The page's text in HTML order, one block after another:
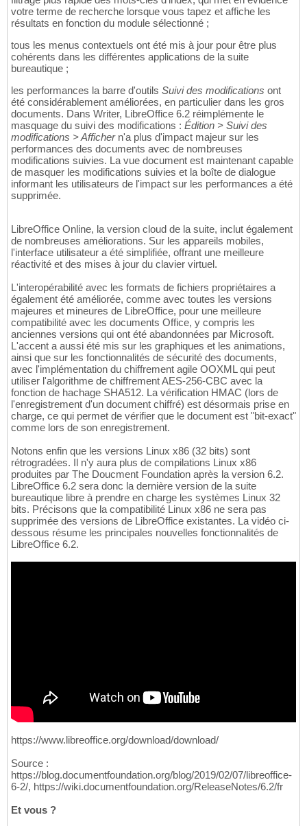
votre terme de recherche lorsque vous tapez et affiche les
résultats en fonction du module sélectionné ;
tous les menus contextuels ont été mis à jour pour être plus
cohérents dans les différentes applications de la suite
bureautique ;
les performances la barre d'outils Suivi des modifications ont
été considérablement améliorées, en particulier dans les gros
documents. Dans Writer, LibreOffice 6.2 réimplémente le
masquage du suivi des modifications : Édition > Suivi des
modifications > Affichern'a plus d'impact majeur sur les
performances des documents avec de nombreuses
modifications suivies. La vue document est maintenant capable
de masquer les modifications suivies et la boîte de dialogue
informant les utilisateurs de l'impact sur les performances a été
supprimée.
LibreOffice Online, la version cloud de la suite, inclut également
de nombreuses améliorations. Sur les appareils mobiles,
l'interface utilisateur a été simplifiée, offrant une meilleure
réactivité et des mises à jour du clavier virtuel.
L'interopérabilité avec les formats de fichiers propriétaires a
également été améliorée, comme avec toutes les versions
majeures et mineures de LibreOffice, pour une meilleure
compatibilité avec les documents Office, y compris les
anciennes versions qui ont été abandonnées par Microsoft.
L'accent a aussi été mis sur les graphiques et les animations,
ainsi que sur les fonctionnalités de sécurité des documents,
avec l'implémentation du chiffrement agile OOXML qui peut
utiliser l'algorithme de chiffrement AES-256-CBC avec la
fonction de hachage SHA512. La vérification HMAC (lors de
l'enregistrement d'un document chiffré) est désormais prise en
charge, ce qui permet de vérifier que le document est "bit-exact"
comme lors de son enregistrement.
Notons enfin que les versions Linux x86 (32 bits) sont
rétrogradées. Il n'y aura plus de compilations Linux x86
produites par The Doucment Foundation après la version 6.2.
LibreOffice 6.2 sera donc la dernière version de la suite
bureautique libre à prendre en charge les systèmes Linux 32
bits. Précisons que la compatibilité Linux x86 ne sera pas
supprimée des versions de LibreOffice existantes. La vidéo ci-
dessous résume les principales nouvelles fonctionnalités de
LibreOffice 6.2.
https://www.libreoffice.org/download/download/
Source :
https://blog.documentfoundation.org/blog/2019/02/07/libreoffice-
6-2/, https://wiki.documentfoundation.org/ReleaseNotes/6.2/fr
Et vous ?